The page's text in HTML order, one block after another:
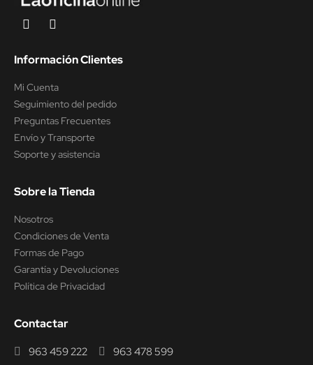
Información Clientes
Mi Cuenta
Seguimiento del pedido
Preguntas Frecuentes
Envío y Transporte
Soporte y asistencia
Sobre la Tienda
Nosotros
Condiciones de Venta
Formas de Pago
Garantía y Devoluciones
Política de Privacidad
Contactar
963 459 222
963 478 599